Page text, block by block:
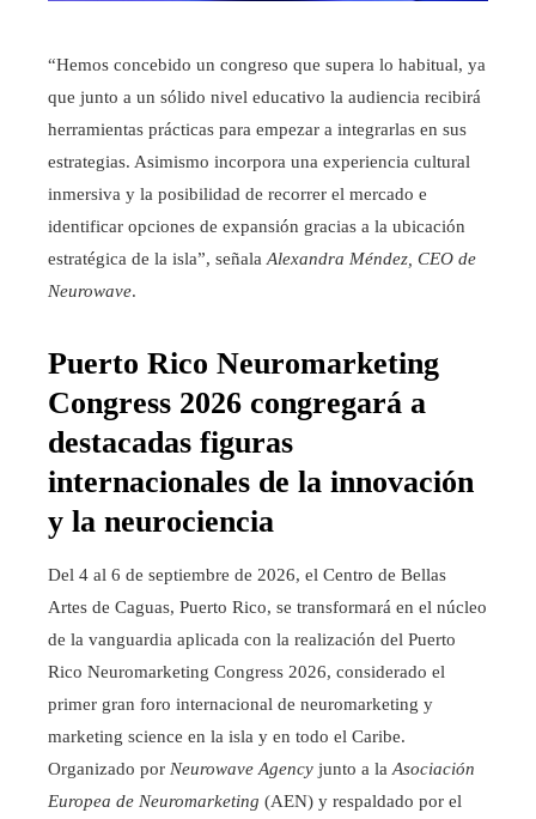
“Hemos concebido un congreso que supera lo habitual, ya
que junto a un sólido nivel educativo la audiencia recibirá
herramientas prácticas para empezar a integrarlas en sus
estrategias. Asimismo incorpora una experiencia cultural
inmersiva y la posibilidad de recorrer el mercado e
identificar opciones de expansión gracias a la ubicación
estratégica de la isla”, señalaAlexandra Méndez, CEO de
Neurowave.
Puerto Rico Neuromarketing
Congress 2026 congregará a
destacadas figuras
internacionales de la innovación
y la neurociencia
Del 4 al 6 de septiembre de 2026, el Centro de Bellas
Artes de Caguas, Puerto Rico, se transformará en el núcleo
de la vanguardia aplicada con la realización del Puerto
Rico Neuromarketing Congress 2026, considerado el
primer gran foro internacional de neuromarketing y
marketing science en la isla y en todo el Caribe.
Organizado por Neurowave Agency junto a laAsociación
Europea de Neuromarketing (AEN) y respaldado por el